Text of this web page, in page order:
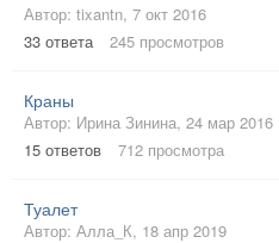
Автор: tixantn, 7 окт 2016
33 ответа 245 просмотров
Краны
Автор: Ирина Зинина, 24 мар 2016
15 ответов 712 просмотра
Туалет
Автор: Алла_К, 18 апр 2019